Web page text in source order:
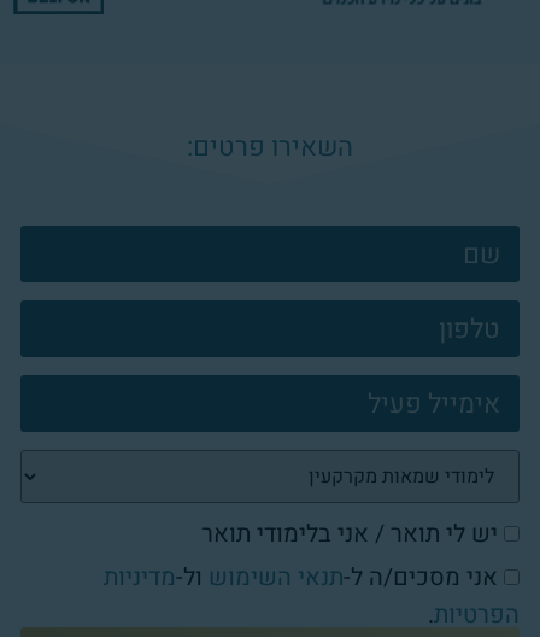
השאירו פרטים:
צרו
קשר
פוטר
יש לי תואר / אני בלימודי תואר
אני מסכים/ה ל-תנאי השימוש ול-מדיניות
הפרטיות.